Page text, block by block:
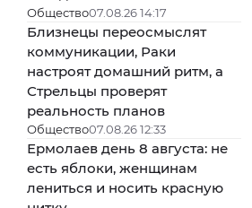
Общество07.08.26 14:17
Близнецы переосмыслят
коммуникации, Раки
настроят домашний ритм, а
Стрельцы проверят
реальность планов
Общество07.08.26 12:33
Ермолаев день 8 августа: не
есть яблоки, женщинам
лениться и носить красную